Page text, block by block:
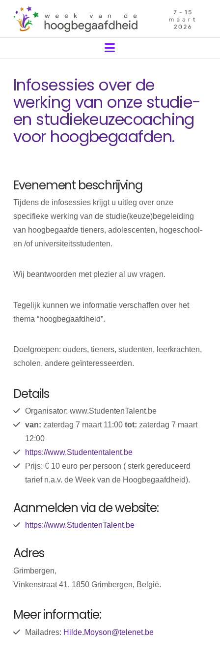
Navigation
Infosessies over de
werking van onze studie-
en studiekeuzecoaching
voor hoogbegaafden.
Evenement beschrijving
Tijdens de infosessies krijgt u uitleg over onze
specifieke werking van de studie(keuze)begeleiding
van hoogbegaafde tieners, adolescenten, hogeschool-
en /of universiteitsstudenten.
Wij beantwoorden met plezier al uw vragen.
Tegelijk kunnen we informatie verschaffen over het
thema “hoogbegaafdheid”.
Doelgroepen: ouders, tieners, studenten, leerkrachten,
scholen, andere geïnteresseerden.
Details
Organisator: www.StudentenTalent.be
van: zaterdag 7 maart 11:00 tot: zaterdag 7 maart
12:00
https://www.Studententalent.be
Prijs: € 10 euro per persoon ( sterk gereduceerd
tarief n.a.v. de Week van de Hoogbegaafdheid).
Aanmelden via de website:
https://www.StudentenTalent.be
Adres
Grimbergen,
Vinkenstraat 41, 1850 Grimbergen, België.
Meer informatie:
Mailadres: Hilde.Moyson@telenet.be